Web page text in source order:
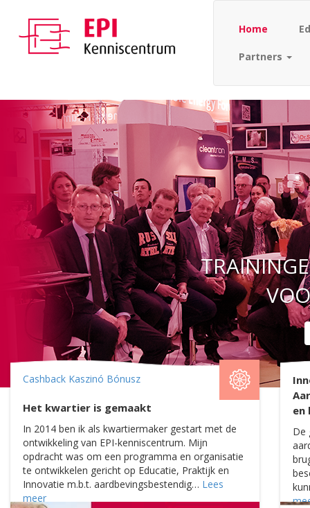
Home
Partners
Cashback Kaszinó Bónusz
Het kwartier is gemaakt
In 2014 ben ik als kwartiermaker gestart met de
ontwikkeling van EPI-kenniscentrum. Mijn
opdracht was om een programma en organisatie
te ontwikkelen gericht op Educatie, Praktijk en
Innovatie m.b.t. aardbevingsbestendig… Lees
meer
en
De